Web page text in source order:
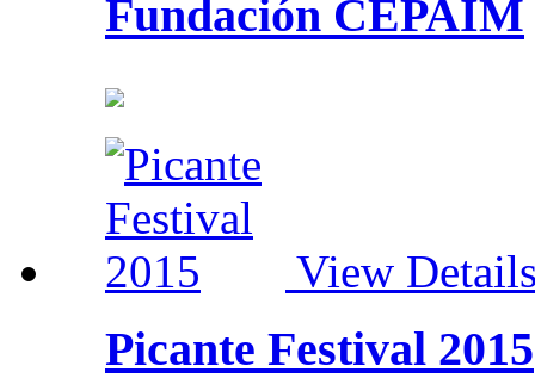
Fundación CEPAIM
View
Picante Festival 2015